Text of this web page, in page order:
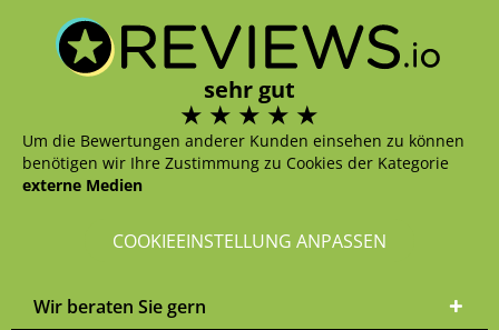
sehr gut
Um die Bewertungen anderer Kunden einsehen zu können
benötigen wir Ihre Zustimmung zu Cookies der Kategorie
externe Medien
COOKIEEINSTELLUNG ANPASSEN
Wir beraten Sie gern